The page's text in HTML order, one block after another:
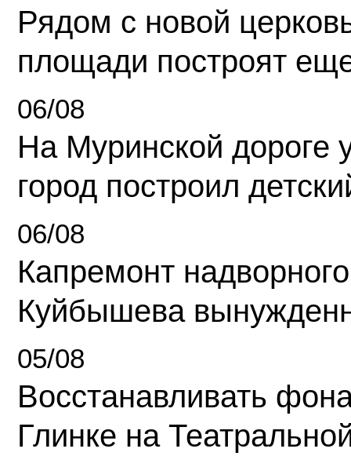
Рядом с новой
площади построят
06/08
На Муринской дороге
город построил
06/08
Капремонт
Куйбышева
05/08
Восстанавливать
Глинке на